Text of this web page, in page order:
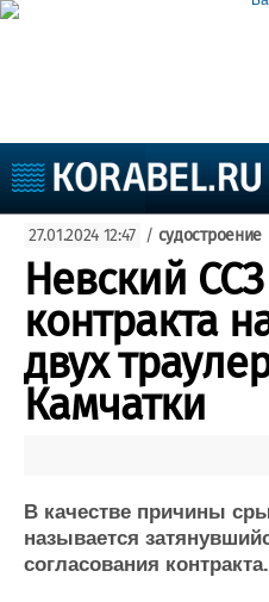
Судоходство
Судоремонт
События
Порты
Рыболовство
ВМФ
Образование
Яхты и катера
Еще
Пульс
Новости
Компании
27.01.2024 12:47 / судостроение
Невский
контракта
двух
Камчатки
В качестве причины
называется
согласования контракта.